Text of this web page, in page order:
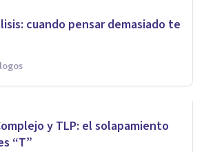
cuando pensar demasiado te
y TLP: el solapamiento
“T”